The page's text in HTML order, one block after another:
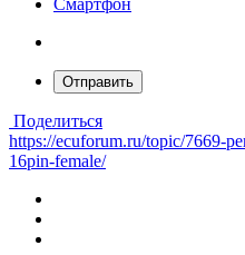
Смартфон
Отправить
Поделиться
https://ecuforum.ru/topic/7669-
16pin-female/